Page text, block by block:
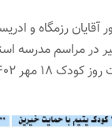
رزمگاه و
در مراسم مدرسه
۱۸ مهر ۱۴۰۲